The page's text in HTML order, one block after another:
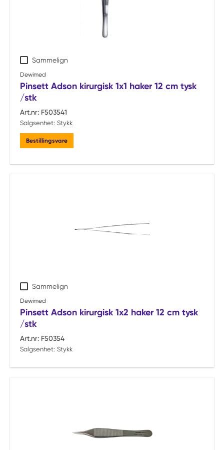
Sammelign
Dewimed
Pinsett Adson kirurgisk 1x1 haker 12 cm tysk
/stk
Art.nr: F503541
Salgsenhet: Stykk
Bestillingsvare
Sammelign
Dewimed
Pinsett Adson kirurgisk 1x2 haker 12 cm tysk
/stk
Art.nr: F50354
Salgsenhet: Stykk